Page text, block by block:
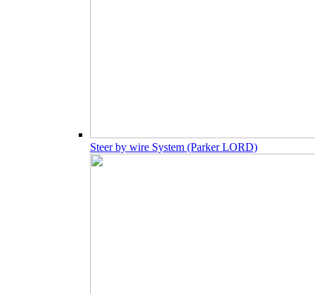
Steer by wire System (Parker LORD)